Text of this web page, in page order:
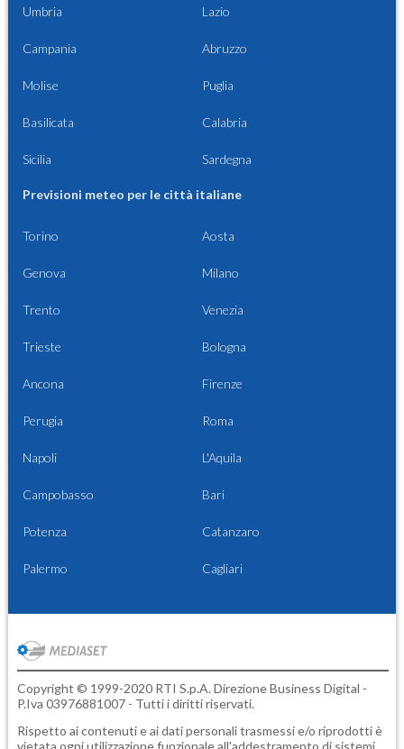
Umbria Lazio
Campania Abruzzo
Molise Puglia
Basilicata Calabria
Sicilia Sardegna
Previsioni meteo per le città italiane
Torino Aosta
Genova Milano
Trento Venezia
Trieste Bologna
Ancona Firenze
Perugia Roma
Napoli L'Aquila
Campobasso Bari
Potenza Catanzaro
Palermo Cagliari
Copyright © 1999-2020 RTI S.p.A. Direzione Business Digital -
P.Iva 03976881007 - Tutti i diritti riservati.
Rispetto ai contenuti e ai dati personali trasmessi e/o riprodotti è
vietata ogni utilizzazione funzionale all'addestramento di sistemi